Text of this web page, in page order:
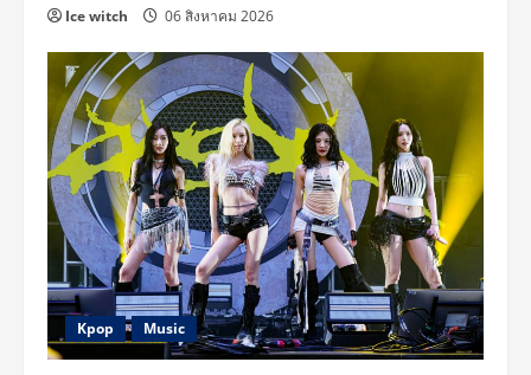
Ice witch 06 สิงหาคม 2026
Kpop Music